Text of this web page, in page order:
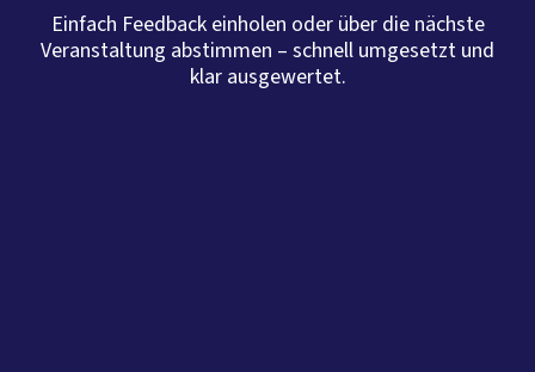
Einfach Feedback einholen oder über die nächste
Veranstaltung abstimmen – schnell umgesetzt und
klar ausgewertet.